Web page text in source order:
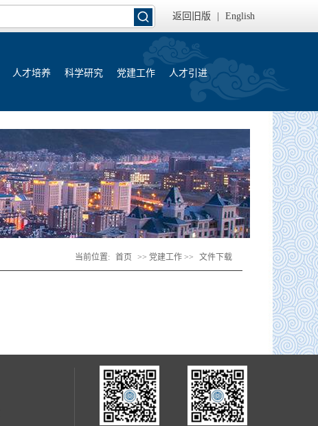
返回旧版 English
人才培养 科学研究 党建工作 人才引进
当前位置: 首页 >> 党建工作 >> 文件下载